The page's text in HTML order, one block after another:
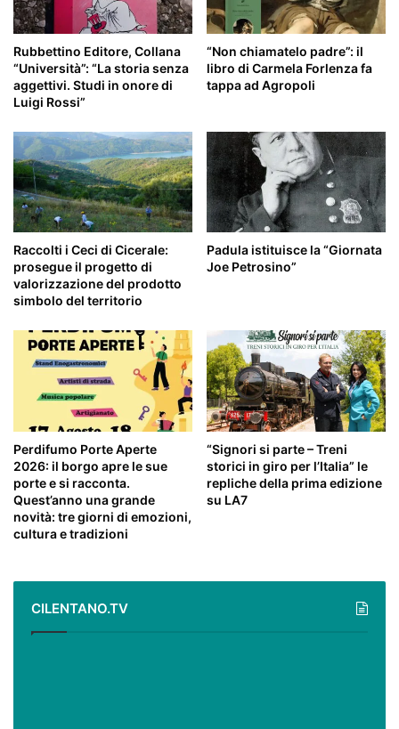
Rubbettino Editore, Collana
“Università”: “La storia senza
aggettivi. Studi in onore di
Luigi Rossi”
“Non chiamatelo padre”: il
libro di Carmela Forlenza fa
tappa ad Agropoli
Raccolti i Ceci di Cicerale:
prosegue il progetto di
valorizzazione del prodotto
simbolo del territorio
Padula istituisce la “Giornata
Joe Petrosino”
Perdifumo Porte Aperte
2026: il borgo apre le sue
porte e si racconta.
Quest’anno una grande
novità: tre giorni di emozioni,
cultura e tradizioni
“Signori si parte – Treni
storici in giro per l’Italia” le
repliche della prima edizione
su LA7
CILENTANO.TV